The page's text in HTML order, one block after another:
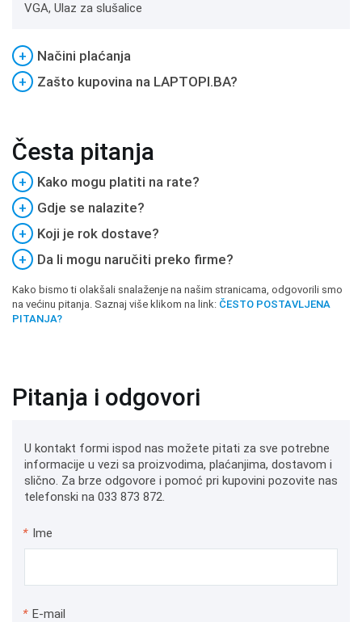
VGA, Ulaz za slušalice
+
Načini plaćanja
+
Zašto kupovina na LAPTOPI.BA?
Česta pitanja
+
Kako mogu platiti na rate?
+
Gdje se nalazite?
+
Koji je rok dostave?
+
Da li mogu naručiti preko firme?
Kako bismo ti olakšali snalaženje na našim stranicama, odgovorili smo
na većinu pitanja. Saznaj više klikom na link: ČESTO POSTAVLJENA
PITANJA?
Pitanja i odgovori
U kontakt formi ispod nas možete pitati za sve potrebne
informacije u vezi sa proizvodima, plaćanjima, dostavom i
slično. Za brze odgovore i pomoć pri kupovini pozovite nas
telefonski na 033 873 872.
* Ime
* E-mail